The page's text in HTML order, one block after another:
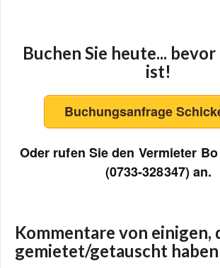
Buchen Sie heute... bevor
ist!
Buchungsanfrage
Oder rufen Sie den Vermieter
(0733-328347) an.
Kommentare von einigen,
gemietet/getauscht haben